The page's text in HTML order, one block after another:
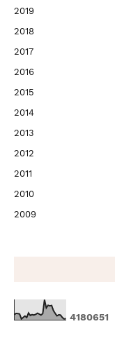
2019
2018
2017
2016
2015
2014
2013
2012
2011
2010
2009
4180651